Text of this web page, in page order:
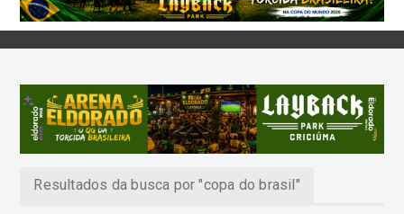
Resultados da busca por "copa do brasil"